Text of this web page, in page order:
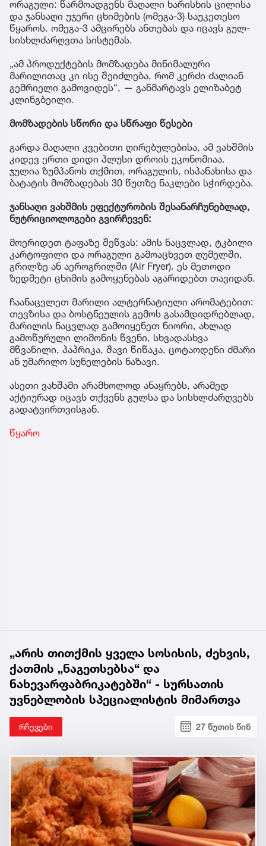
ორაგული: წარმოადგენს მაღალი ხარისხის ცილისა
და ჯანსაღი უჯერი ცხიმების (ომეგა-3) საუკეთესო
წყაროს. ომეგა-3 ამცირებს ანთებას და იცავს გულ-
სისხლძარღვთა სისტემას.
„ამ პროდუქტების მომზადება მინიმალური
მარილითაც კი ისე შეიძლება, რომ კერძი ძალიან
გემრიელი გამოვიდეს“, — განმარტავს ელიზაბეტ
კლინგბეილი.
მომზადების სწორი და სწრაფი წესები
გარდა მაღალი კვებითი ღირებულებისა, ამ ვახშმის
კიდევ ერთი დიდი პლუსი დროის ეკონომიაა.
ჯულია ზუმპანოს თქმით, ორაგულის, ისპანახისა და
ბატატის მომზადებას 30 წუთზე ნაკლები სჭირდება.
ჯანსაღი ვახშმის ეფექტურობის შესანარჩუნებლად,
ნუტრიციოლოგები გვირჩევენ:
მოერიდეთ ტაფაზე შეწვას: ამის ნაცვლად, ტკბილი
კარტოფილი და ორაგული გამოაცხვეთ ღუმელში,
გრილზე ან აეროგრილში (Air Fryer). ეს მეთოდი
ზედმეტი ცხიმის გამოყენებას აგარიდებთ თავიდან.
ჩაანაცვლეთ მარილი ალტერნატიული არომატებით:
თევზისა და ბოსტნეულის გემოს გასამდიდრებლად,
მარილის ნაცვლად გამოიყენეთ ნიორი, ახლად
გამოწურული ლიმონის წვენი, სხვადასხვა
მწვანილი, პაპრიკა, შავი წიწაკა, ცოტაოდენი ძმარი
ან უმარილო სუნელების ნაზავი.
ასეთი ვახშამი არამხოლოდ ანაყრებს, არამედ
აქტიურად იცავს თქვენს გულსა და სისხლძარღვებს
გადატვირთვისგან.
წყარო
„არის თითქმის ყველა სოსისის, ძეხვის,
ქათმის „ნაგეთსებსა“ და
ნახევარფაბრიკატებში“ - სურსათის
უვნებლობის სპეციალისტის მიმართვა
რჩევები 27 წუთის წინ